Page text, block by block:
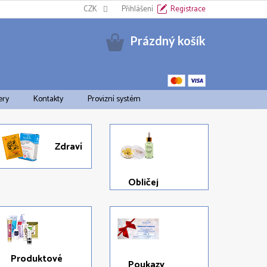
Informační oznámení k EET Cookies Doprava a platba
CZK Přihlášení Registrace
Nákupní
Prázdný košík
Kontakty Provizní systém
Zdraví
Obličej
Produktové